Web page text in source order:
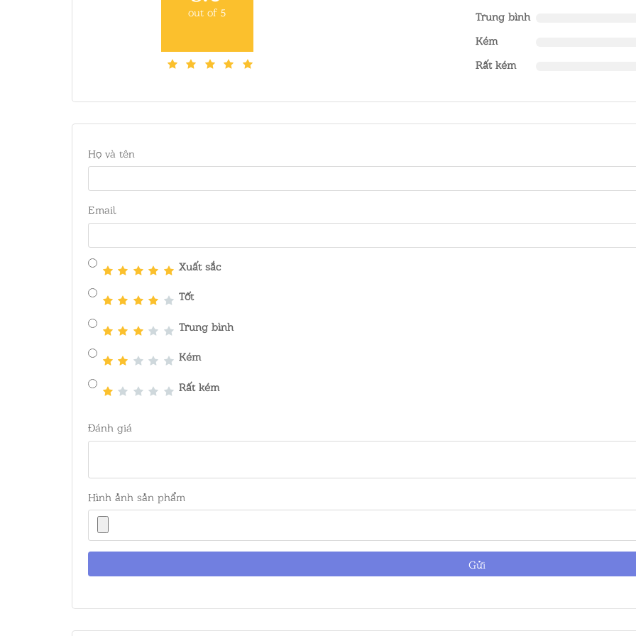
out of 5
Trung bình
Kém
Rất kém
Họ và tên
Email
Xuất sắc
Tốt
Trung bình
Kém
Rất kém
Đánh giá
Hình ảnh sản phẩm